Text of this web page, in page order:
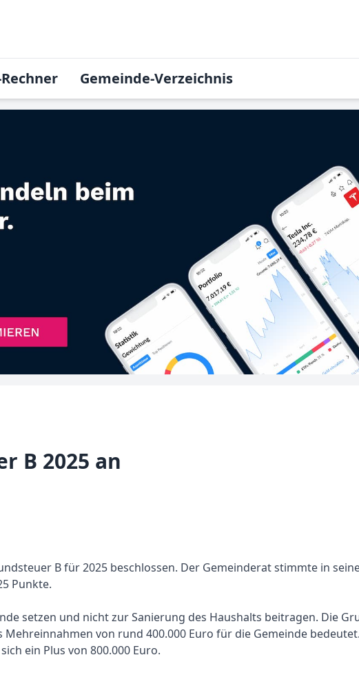
Gemeinde-Verzeichnis
B 2025 an
B für 2025 beschlossen. Der Gemeinderat stimmte in
Punkte.
setzen und nicht zur Sanierung des Haushalts beitragen. Die
von rund 400.000 Euro für die Gemeinde
ein Plus von 800.000 Euro.